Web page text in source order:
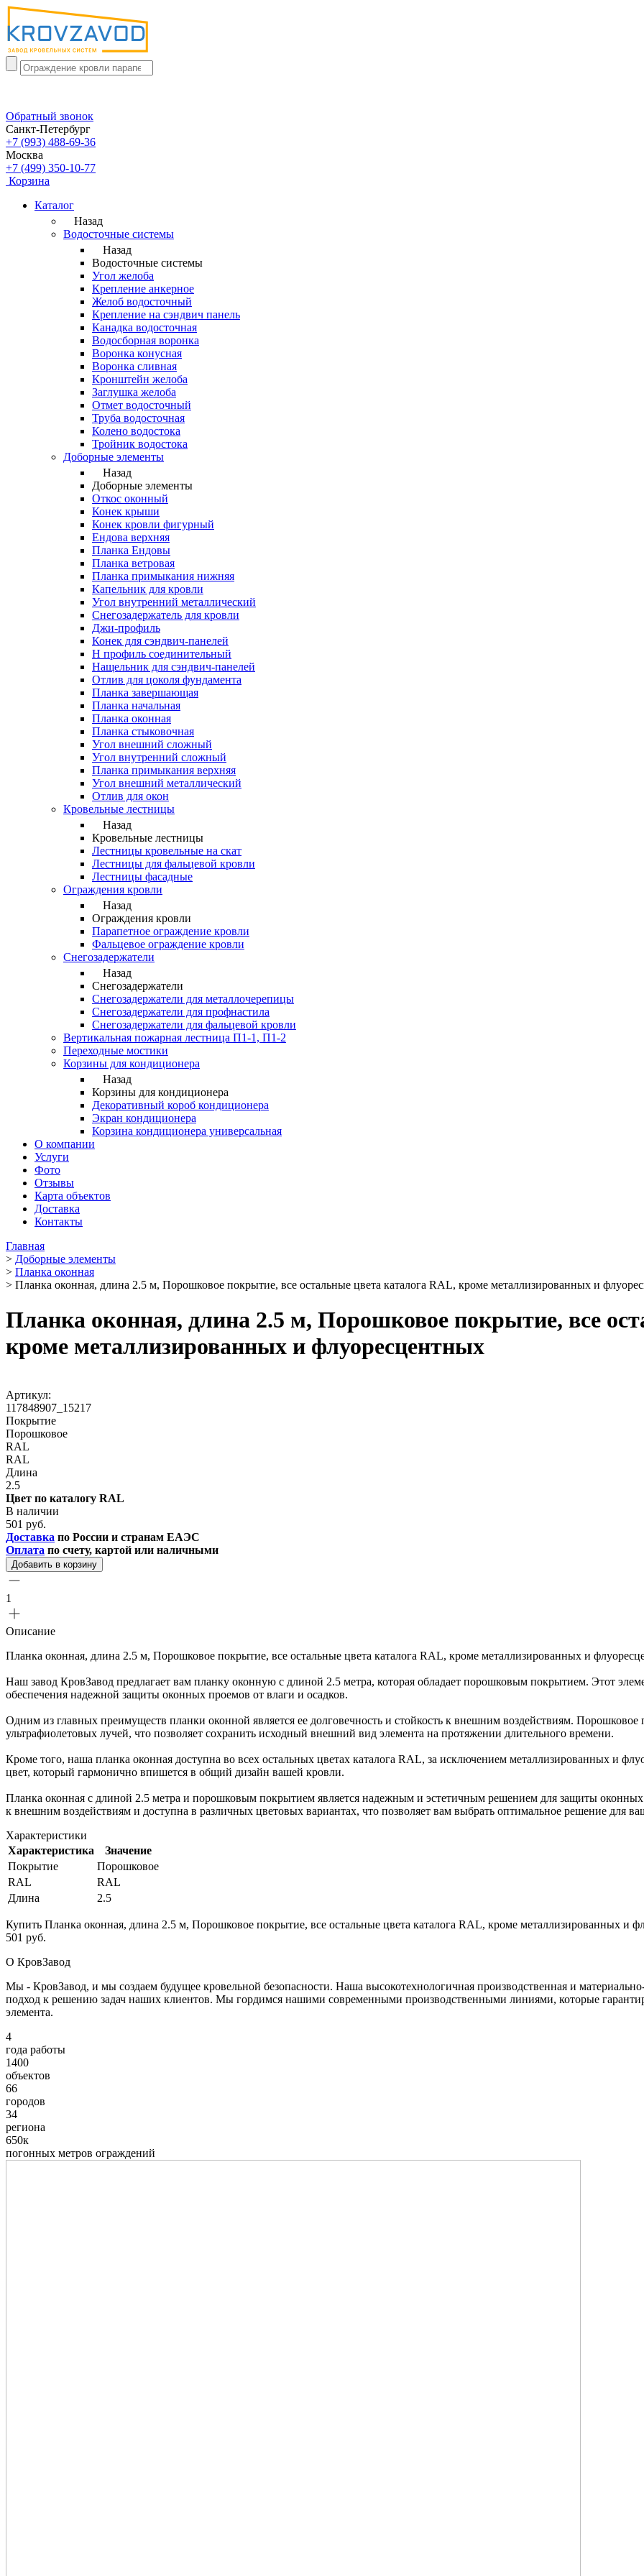
Обратный звонок
Санкт-Петербург
+7 (993) 488-69-36
Москва
+7 (499) 350-10-77
Корзина
Каталог
Назад
Водосточные системы
Назад
Водосточные системы
Угол желоба
Крепление анкерное
Желоб водосточный
Крепление на сэндвич панель
Канадка водосточная
Водосборная воронка
Воронка конусная
Воронка сливная
Кронштейн желоба
Заглушка желоба
Отмет водосточный
Труба водосточная
Колено водостока
Тройник водостока
Доборные элементы
Назад
Доборные элементы
Откос оконный
Конек крыши
Конек кровли фигурный
Ендова верхняя
Планка Ендовы
Планка ветровая
Планка примыкания нижняя
Капельник для кровли
Угол внутренний металлический
Снегозадержатель для кровли
Джи-профиль
Конек для сэндвич-панелей
Н профиль соединительный
Нащельник для сэндвич-панелей
Отлив для цоколя фундамента
Планка завершающая
Планка начальная
Планка оконная
Планка стыковочная
Угол внешний сложный
Угол внутренний сложный
Планка примыкания верхняя
Угол внешний металлический
Отлив для окон
Кровельные лестницы
Назад
Кровельные лестницы
Лестницы кровельные на скат
Лестницы для фальцевой кровли
Лестницы фасадные
Ограждения кровли
Назад
Ограждения кровли
Парапетное ограждение кровли
Фальцевое ограждение кровли
Снегозадержатели
Назад
Снегозадержатели
Снегозадержатели для металлочерепицы
Снегозадержатели для профнастила
Снегозадержатели для фальцевой кровли
Вертикальная пожарная лестница П1-1, П1-2
Переходные мостики
Корзины для кондиционера
Назад
Корзины для кондиционера
Декоративный короб кондиционера
Экран кондиционера
Корзина кондиционера универсальная
О компании
Услуги
Фото
Отзывы
Карта объектов
Доставка
Контакты
Главная
> Доборные элементы
> Планка оконная
> Планка оконная, длина 2.5 м, Порошковое покрытие, все остальные цвета каталога RAL, кроме металлизированных и
Планка оконная, длина 2.5 м, Порошковое покрытие, все
кроме металлизированных и флуоресцентных
Артикул:
117848907_15217
Покрытие
Порошковое
RAL
RAL
Длина
2.5
Цвет по каталогу RAL
В наличии
501 руб.
Доставка по России и странам ЕАЭС
Оплата по счету, картой или наличными
Добавить в корзину
1
Описание
Планка оконная, длина 2.5 м, Порошковое покрытие, все остальные цвета каталога RAL, кроме металлизированных и
Наш завод КровЗавод предлагает вам планку оконную с длиной 2.5 метра, которая обладает порошковым покрытием. Этот
обеспечения надежной защиты оконных проемов от влаги и осадков.
Одним из главных преимуществ планки оконной является ее долговечность и стойкость к внешним воздействиям.
ультрафиолетовых лучей, что позволяет сохранить исходный внешний вид элемента на протяжении длительного времени.
Кроме того, наша планка оконная доступна во всех остальных цветах каталога RAL, за исключением металлизированных и
цвет, который гармонично впишется в общий дизайн вашей кровли.
Планка оконная с длиной 2.5 метра и порошковым покрытием является надежным и эстетичным решением для защиты
к внешним воздействиям и доступна в различных цветовых вариантах, что позволяет вам выбрать оптимальное решение для
Характеристики
Характеристика
Значение
Покрытие
Порошковое
RAL
RAL
Длина
2.5
Купить Планка оконная, длина 2.5 м, Порошковое покрытие, все остальные цвета каталога RAL, кроме металлизированных и
501 руб.
О КровЗавод
Мы - КровЗавод, и мы создаем будущее кровельной безопасности. Наша высокотехнологичная производственная и
подход к решению задач наших клиентов. Мы гордимся нашими современными производственными линиями, которые
элемента.
4
года работы
1400
объектов
66
городов
34
региона
650к
погонных метров ограждений